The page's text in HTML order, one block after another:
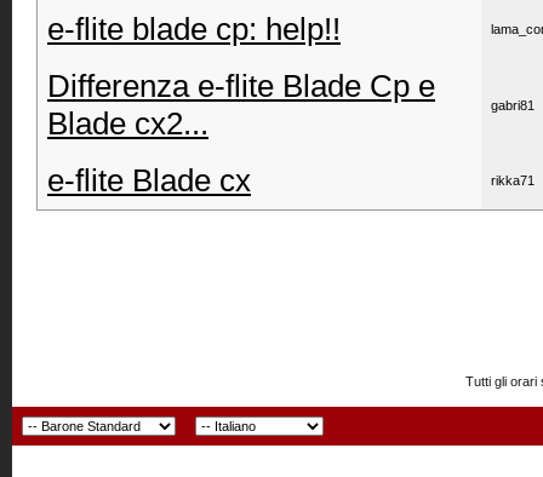
e-flite blade cp: help!!
Differenza e-flite Blade Cp e
Blade cx2...
gabri81
e-flite Blade cx rikka71
Tutti gli orari